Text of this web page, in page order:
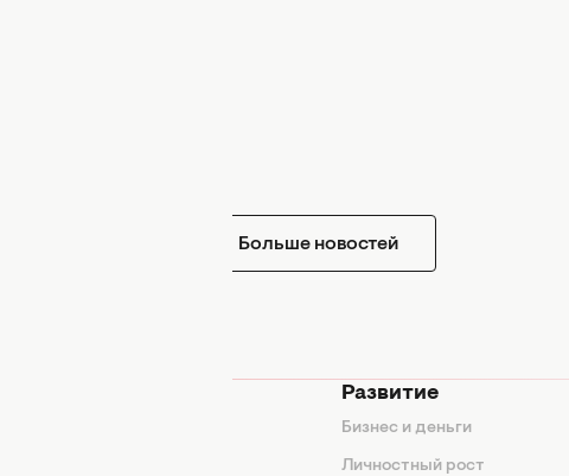
Больше новостей
Развитие
Бизнес и деньги
Личностный рост